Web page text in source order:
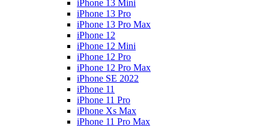
iPhone 13 Mini
iPhone 13 Pro
iPhone 13 Pro Max
iPhone 12
iPhone 12 Mini
iPhone 12 Pro
iPhone 12 Pro Max
iPhone SE 2022
iPhone 11
iPhone 11 Pro
iPhone Xs Max
iPhone 11 Pro Max